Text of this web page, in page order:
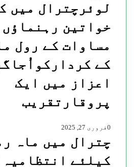
لوئرچترال میں
خواتین
مساوات کے رول
کے
اعزاز میں ایک
پروقارتقریب
فروری 27, 20250
چترال میں ماہ
کیلئے